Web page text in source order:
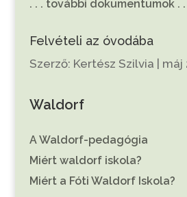
. . . további dokumentumok . .
Felvételi az óvodába
Szerző: Kertész Szilvia | máj
Waldorf
A Waldorf-pedagógia
Miért waldorf iskola?
Miért a Fóti Waldorf Iskola?